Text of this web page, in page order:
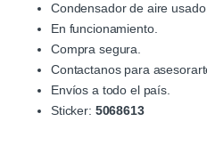
Condensador de aire
En funcionamiento.
Compra segura.
Contactanos para
Envíos a todo el país.
Sticker: 5068613